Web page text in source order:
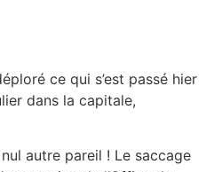
ce qui s’est passé hier
dans la capitale,
autre pareil ! Le saccage